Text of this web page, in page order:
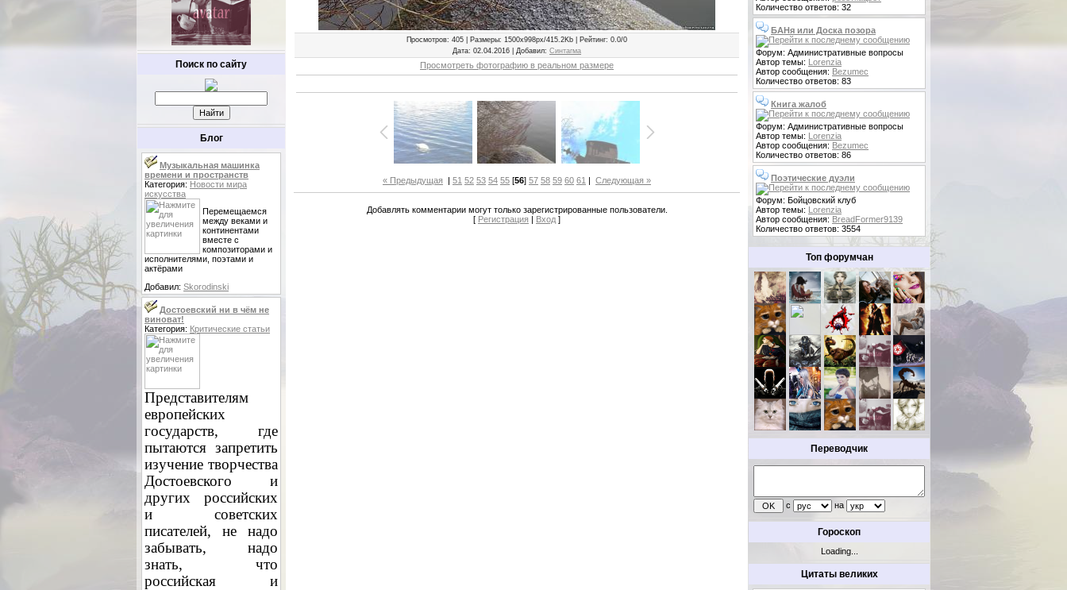
Поиск по сайту
Блог
Музыкальная машинка
времени и пространств
Категория: Новости мира
искусства
Перемещаемся
между веками и
континентами
вместе с
композиторами и
исполнителями, поэтами и
актёрами
Добавил: Skorodinski
Достоевский ни в чём не
виноват!
Категория: Критические статьи
Представителям
европейских
государств, где
пытаются запретить
изучение творчества
Достоевского и
других российских
и советских
писателей, не надо
забывать, надо
знать, что
российская и
Просмотров: 405 | Размеры: 1500x998px/415.2Kb | Рейтинг: 0.0/0
Дата: 02.04.2016 | Добавил: Синтагма
Просмотреть фотографию в реальном размере
« Предыдущая 51 52 53 54 55 [56] 57 58 59 60 61 Следующая »
Добавлять комментарии могут только зарегистрированные пользователи.
[ Регистрация | Вход ]
Количество ответов: 32
БАНя или Доска позора
Форум: Административные вопросы
Автор темы: Lorenzia
Автор сообщения: Bezumec
Количество ответов: 83
Книга жалоб
Форум: Административные вопросы
Автор темы: Lorenzia
Автор сообщения: Bezumec
Количество ответов: 86
Поэтические дуэли
Форум: Бойцовский клуб
Автор темы: Lorenzia
Автор сообщения: BreadFormer9139
Количество ответов: 3554
Топ форумчан
Переводчик
с на
Гороскоп
Loading...
Цитаты великих